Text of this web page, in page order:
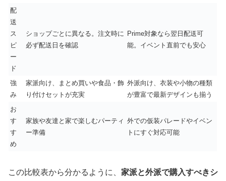
配
送
ス
ピ
ー
ド
ショップごとに異なる。注文時に
必ず配送日を確認
Prime対象なら翌日配送可
能。イベント直前でも安心
強
み
家派向け、まとめ買いや食品・飾
り付けセットが充実
外派向け、衣装や小物の種類
が豊富で最新デザインも揃う
お
す
す
め
家族や友達と家で楽しむパーティ
ー準備
外での仮装パレードやイベン
トにすぐ対応可能
この比較表から分かるように、 家派と外派で購入すべきシ